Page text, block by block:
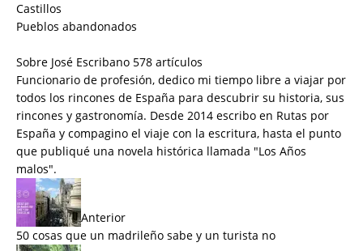
Castillos
Pueblos abandonados
Sobre José Escribano 578 artículos
Funcionario de profesión, dedico mi tiempo libre a viajar por
todos los rincones de España para descubrir su historia, sus
rincones y gastronomía. Desde 2014 escribo en Rutas por
España y compagino el viaje con la escritura, hasta el punto
que publiqué una novela histórica llamada "Los Años
malos".
Anterior
50 cosas que un madrileño sabe y un turista no